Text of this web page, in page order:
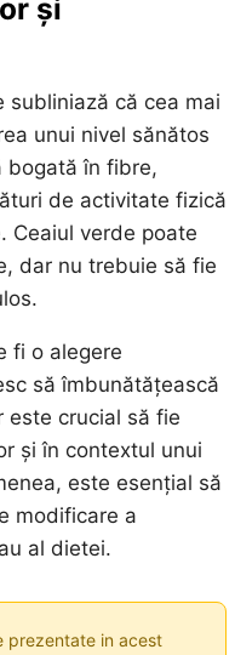
și
subliniază că cea mai
unui nivel sănătos
bogată în fibre,
de activitate fizică
Ceaiul verde poate
dar nu trebuie să fie
fi o alegere
să îmbunătățească
este crucial să fie
și în contextul unui
este esențial să
modificare a
al dietei.
prezentate in acest